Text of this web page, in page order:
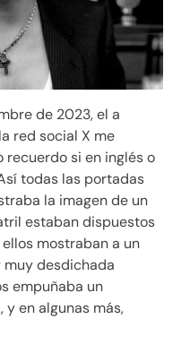
de 2023, el a
red social X me
recuerdo si en inglés o
todas las portadas
la imagen de un
estaban dispuestos
mostraban a un
desdichada
empuñaba un
y en algunas más,